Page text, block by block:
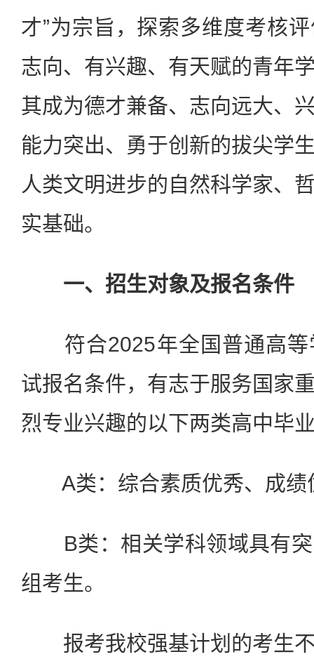
才”为宗旨，探索多维度考核
志向、有兴趣、有天赋的青年
其成为德才兼备、志向远大、
能力突出、勇于创新的拔尖学
人类文明进步的自然科学家、
实基础。
一、招生对象及报名条件
符合2025年全国普通高等
试报名条件，有志于服务国家
烈专业兴趣的以下两类高中毕
A类：综合素质优秀、成绩
B类：相关学科领域具有突
组考生。
报考我校强基计划的考生不